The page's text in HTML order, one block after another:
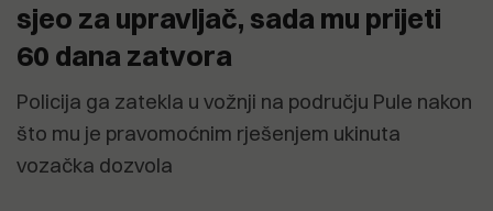
sjeo za upravljač, sada mu prijeti
60 dana zatvora
Policija ga zatekla u vožnji na području Pule nakon
što mu je pravomoćnim rješenjem ukinuta
vozačka dozvola